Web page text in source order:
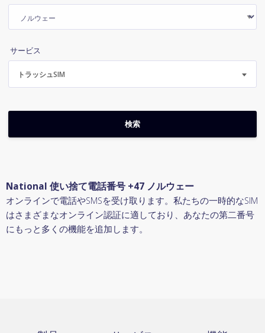
サービス
トラッシュSIM
National 使い捨て電話番号 +47 ノルウェー
オンラインで電話やSMSを受け取ります。私たちの一時的なSIM
はさまざまなオンライン認証に適しており、あなたの第二番号
にもっと多くの機能を追加します。